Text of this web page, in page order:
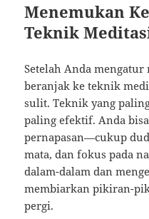
Menemukan
Teknik
Setelah Anda
beranjak ke teknik
sulit. Teknik yang
paling efektif. Anda
pernapasan—cukup
mata, dan fokus pada
dalam-dalam dan
membiarkan pikiran-
pergi.